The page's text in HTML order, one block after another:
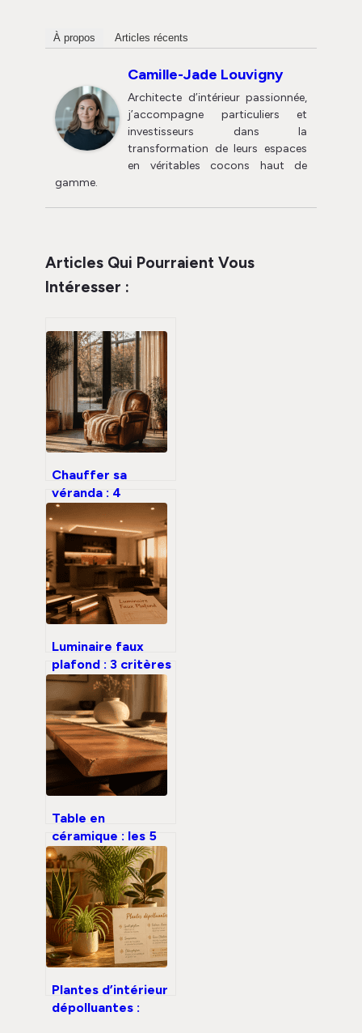
À propos Articles récents
Camille-Jade Louvigny
Architecte d’intérieur passionnée,
j’accompagne particuliers et
investisseurs dans la
transformation de leurs espaces
en véritables cocons haut de
gamme.
Articles Qui Pourraient Vous
Intéresser :
Chauffer sa
véranda : 4
solutions pour un
confort thermique
durable sans
explosion des
factures
Luminaire faux
plafond : 3 critères
techniques pour
garantir confort
visuel et
conformité
Table en
céramique : les 5
contraintes réelles
derrière
l’esthétique
minérale
Plantes d’intérieur
dépolluantes :